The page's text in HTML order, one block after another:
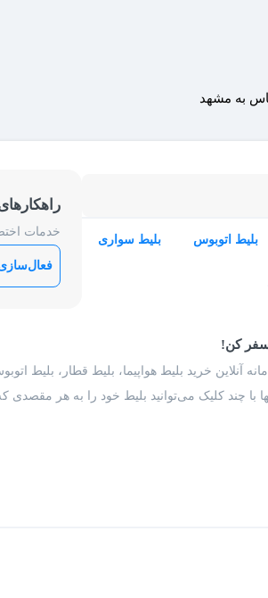
به مشهد
بلیط اتوبوس بلیط سواری
خدمات
سفر کن!
آنلاین خرید بلیط هواپیما، بلیط قطار، بلیط
با چند کلیک می‌توانید بلیط خود را به هر مقصدی